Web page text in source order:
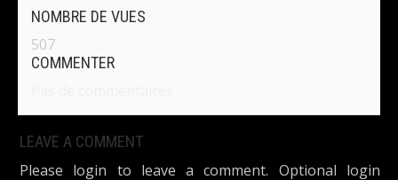
NOMBRE DE VUES
507
COMMENTER
LEAVE A COMMENT
Please login to leave a comment. Optional login